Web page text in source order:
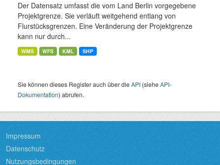
Der Datensatz umfasst die vom Land Berlin vorgegebene
Projektgrenze. Sie verläuft weitgehend entlang von
Flurstücksgrenzen. Eine Veränderung der Projektgrenze
kann nur durch...
WMS WFS KML SHP
Sie können dieses Register auch über dieAPI (sieheAPI-
Dokumentation) abrufen.
Impressum
Datenschutz
Nutzungsbedingungen